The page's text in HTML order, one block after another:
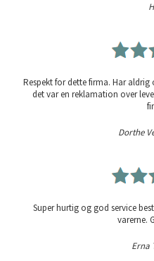
Respekt for dette firma. Har
det var en reklamation over
Dorthe
Super hurtig og god service
varerne.
Erna